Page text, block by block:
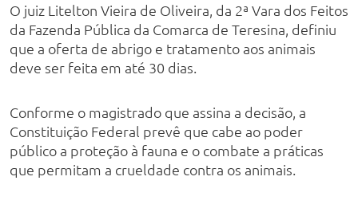
O juiz Litelton Vieira de Oliveira, da 2ª Vara dos Feitos
da Fazenda Pública da Comarca de Teresina, definiu
que a oferta de abrigo e tratamento aos animais
deve ser feita em até 30 dias.
Conforme o magistrado que assina a decisão, a
Constituição Federal prevê que cabe ao poder
público a proteção à fauna e o combate a práticas
que permitam a crueldade contra os animais.